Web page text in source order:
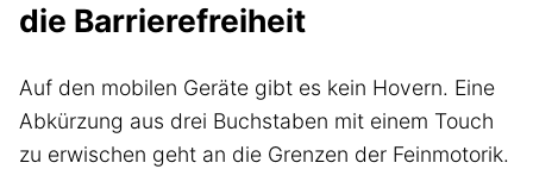
die Barrierefreiheit
Auf den mobilen Geräte gibt es kein Hovern. Eine
Abkürzung aus drei Buchstaben mit einem Touch
zu erwischen geht an die Grenzen der Feinmotorik.